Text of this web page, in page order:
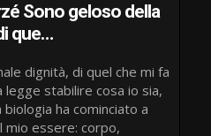
Sono geloso della
que…